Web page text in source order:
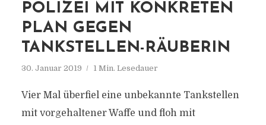
POLIZEI MIT KONKRETEN
PLAN GEGEN
TANKSTELLEN-RÄUBERIN
30. Januar 2019 1 Min. Lesedauer
Vier Mal überfiel eine unbekannte Tankstellen
mit vorgehaltener Waffe und floh mit